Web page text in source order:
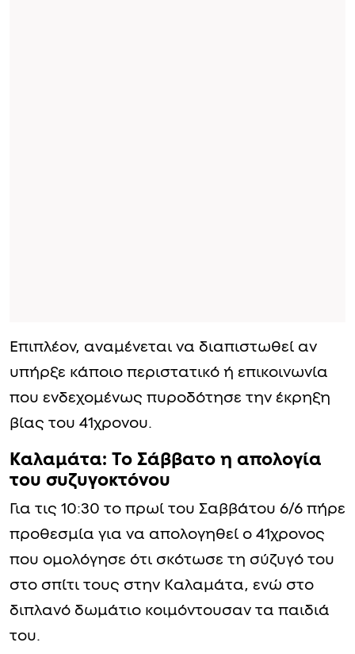
Επιπλέον, αναμένεται να διαπιστωθεί αν
υπήρξε κάποιο περιστατικό ή επικοινωνία
που ενδεχομένως πυροδότησε την έκρηξη
βίας του 41χρονου.
Καλαμάτα: Το Σάββατο η απολογία
του συζυγοκτόνου
Για τις 10:30 το πρωί του Σαββάτου 6/6 πήρε
προθεσμία για να απολογηθεί ο 41χρονος
που ομολόγησε ότι σκότωσε τη σύζυγό του
στο σπίτι τους στην Καλαμάτα, ενώ στο
διπλανό δωμάτιο κοιμόντουσαν τα παιδιά
του.